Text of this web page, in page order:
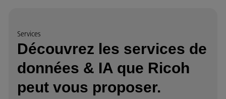
Services
Découvrez les services de
données & IA que Ricoh
peut vous proposer.